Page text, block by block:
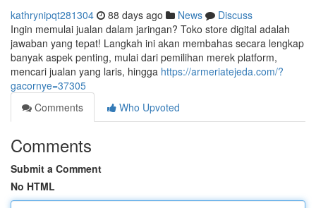
kathrynipqt281304 88 days ago News
Discuss
Ingin memulai jualan dalam jaringan? Toko store digital adalah
jawaban yang tepat! Langkah ini akan membahas secara lengkap
banyak aspek penting, mulai dari pemilihan merek platform,
mencari jualan yang laris, hingga https://armeriatejeda.com/?
gacornye=37305
Comments
Who Upvoted
Comments
Submit a Comment
No HTML